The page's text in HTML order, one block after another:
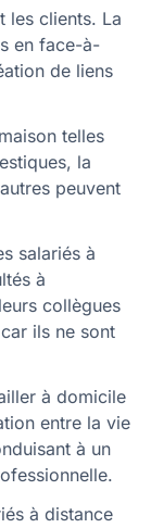
les clients. La
en face-à-
de liens
telles
la
peuvent
salariés à
à
collègues
ils ne sont
à domicile
entre la vie
à un
à distance